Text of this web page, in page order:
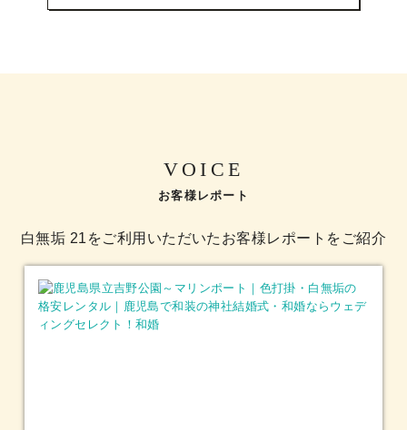
VOICE
お客様レポート
白無垢 21をご利用いただいたお客様レポートをご紹介